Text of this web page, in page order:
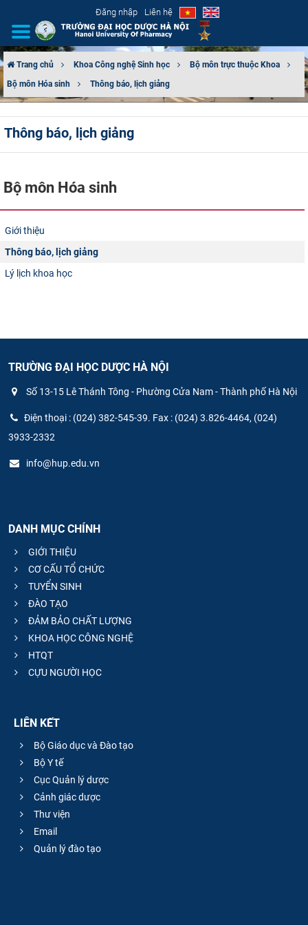
Đăng nhập Liên hệ
GIỚI THIỆU
CƠ CẤU TỔ CHỨC
TUYỂN SINH
ĐÀO TẠO
ĐẢM BẢO CHẤT LƯỢNG
KHOA HỌC CÔNG NGHỆ
Trang chủ Khoa Công nghệ Sinh học
Bộ môn trực thuộc Khoa
Bộ môn Hóa sinh
Thông báo, lịch giảng
Thông báo, lịch giảng
Bộ môn Hóa sinh
Giới thiệu
Thông báo, lịch giảng
Lý lịch khoa học
TRƯỜNG ĐẠI HỌC DƯỢC HÀ NỘI
Số 13-15 Lê Thánh Tông - Phường Cửa Nam - Thành phố Hà Nội
Điện thoại : (024) 382-545-39. Fax : (024) 3.826-4464, (024)
3933-2332
info@hup.edu.vn
DANH MỤC CHÍNH
GIỚI THIỆU
CƠ CẤU TỔ CHỨC
TUYỂN SINH
ĐÀO TẠO
ĐẢM BẢO CHẤT LƯỢNG
KHOA HỌC CÔNG NGHỆ
HTQT
CỰU NGƯỜI HỌC
LIÊN KẾT
Bộ Giáo dục và Đào tạo
Bộ Y tế
Cục Quản lý dược
Cảnh giác dược
Thư viện
Email
Quản lý đào tạo